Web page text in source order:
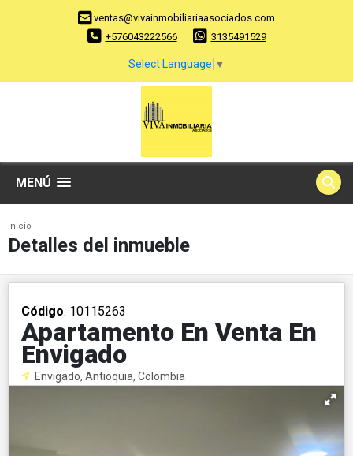
ventas@vivainmobiliariaasociados.com
+576043222566
3135491529
Select Language ▼
MENÚ
Inicio
Detalles del inmueble
Código. 10115263
Apartamento En Venta En
Envigado
Envigado, Antioquia, Colombia